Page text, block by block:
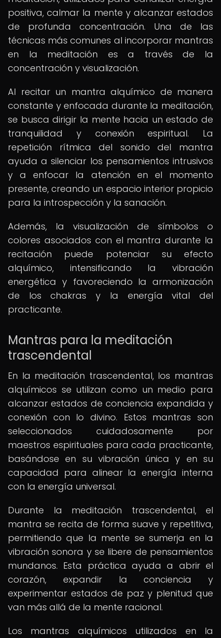
positiva, calmar la mente y alcanzar estados
de profunda concentración. Una de las
técnicas más comunes al incorporar mantras
en la meditación es a través de la
concentración y visualización.
Al recitar un mantra alquímico de manera
constante y enfocada durante la meditación,
se busca dirigir la mente hacia un estado de
tranquilidad y conexión espiritual. La
repetición rítmica del sonido del mantra
ayuda a silenciar los pensamientos intrusivos
y a enfocar la atención en el momento
presente, creando un espacio interior propicio
para la introspección y la sanación.
Además, la visualización de símbolos o
colores asociados con el mantra durante la
recitación puede potenciar su efecto
alquímico, intensificando la vibración
energética y favoreciendo la armonización
de los chakras y la energía vital del
practicante.
Mantras para la meditación
trascendental
En la meditación trascendental, los mantras
alquímicos se utilizan como un medio para
alcanzar estados de conciencia expandida y
conexión con lo divino. Estos mantras son
seleccionados cuidadosamente por
maestros espirituales para cada practicante,
basándose en su vibración única y en su
capacidad para alinear la energía interna
con la energía universal.
Durante la meditación trascendental, el
mantra se recita de forma suave y repetitiva,
permitiendo que la mente se sumerja en la
vibración sonora y se libere de pensamientos
mundanos. Esta práctica ayuda a abrir el
corazón, expandir la conciencia y
experimentar estados de paz y plenitud que
van más allá de la mente racional.
Los mantras alquímicos utilizados en la